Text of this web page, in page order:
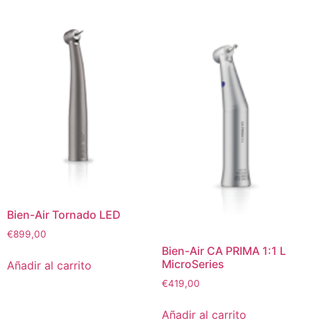
Bien-Air Tornado LED
€899,00
Añadir al carrito
Bien-Air CA PRIMA 1:1 L
MicroSeries
€419,00
Añadir al carrito